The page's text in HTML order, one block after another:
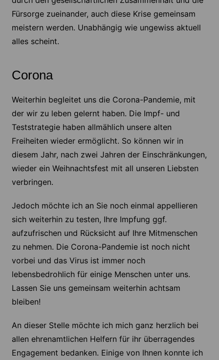
Fürsorge zueinander, auch diese Krise gemeinsam
meistern werden. Unabhängig wie ungewiss aktuell
alles scheint.
Corona
Weiterhin begleitet uns die Corona-Pandemie, mit
der wir zu leben gelernt haben. Die Impf- und
Teststrategie haben allmählich unsere alten
Freiheiten wieder ermöglicht. So können wir in
diesem Jahr, nach zwei Jahren der Einschränkungen,
wieder ein Weihnachtsfest mit all unseren Liebsten
verbringen.
Jedoch möchte ich an Sie noch einmal appellieren
sich weiterhin zu testen, Ihre Impfung ggf.
aufzufrischen und Rücksicht auf Ihre Mitmenschen
zu nehmen. Die Corona-Pandemie ist noch nicht
vorbei und das Virus ist immer noch
lebensbedrohlich für einige Menschen unter uns.
Lassen Sie uns gemeinsam weiterhin achtsam
bleiben!
An dieser Stelle möchte ich mich ganz herzlich bei
allen ehrenamtlichen Helfern für ihr überragendes
Engagement bedanken. Einige von Ihnen konnte ich